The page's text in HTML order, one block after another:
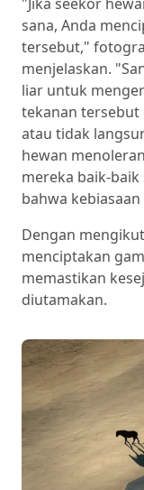
sana, Anda
tersebut,"
menjelaskan.
liar untuk
tekanan
atau tidak
hewan
mereka baik-
bahwa
Dengan
menciptakan
memastikan
diutamakan.